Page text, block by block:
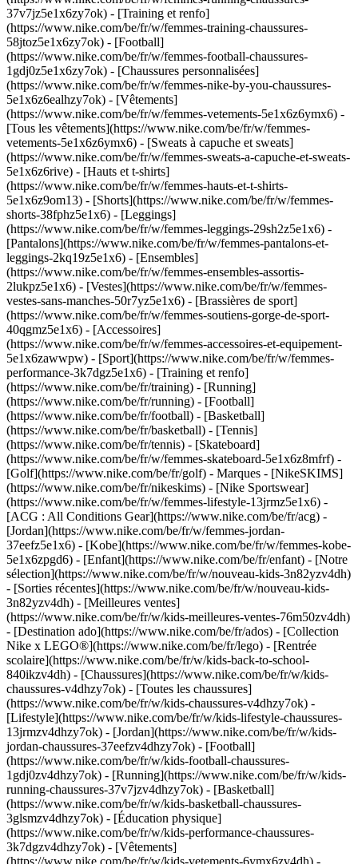
37v7jz5e1x6zy7ok) - [Training et renfo]
(https://www.nike.com/be/fr/w/femmes-training-chaussures-
58jtoz5e1x6zy7ok) - [Football]
(https://www.nike.com/be/fr/w/femmes-football-chaussures-
1gdj0z5e1x6zy7ok) - [Chaussures personnalisées]
(https://www.nike.com/be/fr/w/femmes-nike-by-you-chaussures-
5e1x6z6ealhzy7ok) - [Vêtements]
(https://www.nike.com/be/fr/w/femmes-vetements-5e1x6z6ymx6) -
[Tous les vêtements](https://www.nike.com/be/fr/w/femmes-
vetements-5e1x6z6ymx6) - [Sweats à capuche et sweats]
(https://www.nike.com/be/fr/w/femmes-sweats-a-capuche-et-sweats-
5e1x6z6rive) - [Hauts et t-shirts]
(https://www.nike.com/be/fr/w/femmes-hauts-et-t-shirts-
5e1x6z9om13) - [Shorts](https://www.nike.com/be/fr/w/femmes-
shorts-38fphz5e1x6) - [Leggings]
(https://www.nike.com/be/fr/w/femmes-leggings-29sh2z5e1x6) -
[Pantalons](https://www.nike.com/be/fr/w/femmes-pantalons-et-
leggings-2kq19z5e1x6) - [Ensembles]
(https://www.nike.com/be/fr/w/femmes-ensembles-assortis-
2lukpz5e1x6) - [Vestes](https://www.nike.com/be/fr/w/femmes-
vestes-sans-manches-50r7yz5e1x6) - [Brassières de sport]
(https://www.nike.com/be/fr/w/femmes-soutiens-gorge-de-sport-
40qgmz5e1x6) - [Accessoires]
(https://www.nike.com/be/fr/w/femmes-accessoires-et-equipement-
5e1x6zawwpw) - [Sport](https://www.nike.com/be/fr/w/femmes-
performance-3k7dgz5e1x6) - [Training et renfo]
(https://www.nike.com/be/fr/training) - [Running]
(https://www.nike.com/be/fr/running) - [Football]
(https://www.nike.com/be/fr/football) - [Basketball]
(https://www.nike.com/be/fr/basketball) - [Tennis]
(https://www.nike.com/be/fr/tennis) - [Skateboard]
(https://www.nike.com/be/fr/w/femmes-skateboard-5e1x6z8mfrf) -
[Golf](https://www.nike.com/be/fr/golf) - Marques - [NikeSKIMS]
(https://www.nike.com/be/fr/nikeskims) - [Nike Sportswear]
(https://www.nike.com/be/fr/w/femmes-lifestyle-13jrmz5e1x6) -
[ACG : All Conditions Gear](https://www.nike.com/be/fr/acg) -
[Jordan](https://www.nike.com/be/fr/w/femmes-jordan-
37eefz5e1x6) - [Kobe](https://www.nike.com/be/fr/w/femmes-kobe-
5e1x6zpgd6) - [Enfant](https://www.nike.com/be/fr/enfant) - [Notre
sélection](https://www.nike.com/be/fr/w/nouveau-kids-3n82yzv4dh)
- [Sorties récentes](https://www.nike.com/be/fr/w/nouveau-kids-
3n82yzv4dh) - [Meilleures ventes]
(https://www.nike.com/be/fr/w/kids-meilleures-ventes-76m50zv4dh)
- [Destination ado](https://www.nike.com/be/fr/ados) - [Collection
Nike x LEGO®](https://www.nike.com/be/fr/lego) - [Rentrée
scolaire](https://www.nike.com/be/fr/w/kids-back-to-school-
840ikzv4dh) - [Chaussures](https://www.nike.com/be/fr/w/kids-
chaussures-v4dhzy7ok) - [Toutes les chaussures]
(https://www.nike.com/be/fr/w/kids-chaussures-v4dhzy7ok) -
[Lifestyle](https://www.nike.com/be/fr/w/kids-lifestyle-chaussures-
13jrmzv4dhzy7ok) - [Jordan](https://www.nike.com/be/fr/w/kids-
jordan-chaussures-37eefzv4dhzy7ok) - [Football]
(https://www.nike.com/be/fr/w/kids-football-chaussures-
1gdj0zv4dhzy7ok) - [Running](https://www.nike.com/be/fr/w/kids-
running-chaussures-37v7jzv4dhzy7ok) - [Basketball]
(https://www.nike.com/be/fr/w/kids-basketball-chaussures-
3glsmzv4dhzy7ok) - [Éducation physique]
(https://www.nike.com/be/fr/w/kids-performance-chaussures-
3k7dgzv4dhzy7ok) - [Vêtements]
(https://www.nike.com/be/fr/w/kids-vetements-6ymx6zv4dh) -